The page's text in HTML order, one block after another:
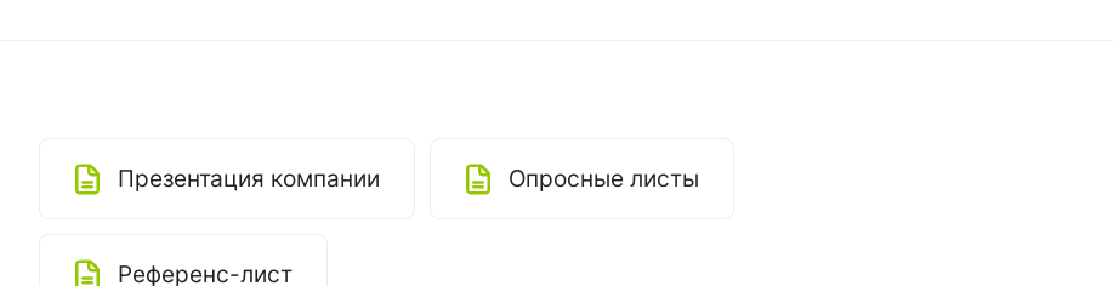
Презентация компании Опросные листы
Референс-лист